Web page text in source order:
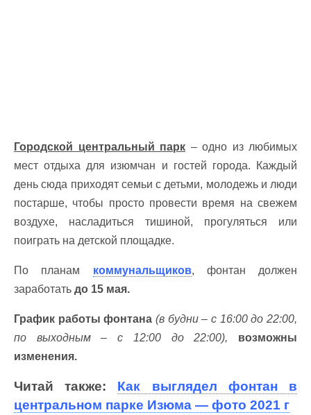
Городской центральный парк – одно из любимых
мест отдыха для изюмчан и гостей города. Каждый
день сюда приходят семьи с детьми, молодежь и люди
постарше, чтобы просто провести время на свежем
воздухе, насладиться тишиной, прогуляться или
поиграть на детской площадке.
По планам коммунальщиков, фонтан должен
заработать до 15 мая.
График работы фонтана (в будни – с 16:00 до 22:00,
по выходным – с 12:00 до 22:00), возможны
изменения.
Читай также: Как выглядел фонтан в
центральном парке Изюма — фото 2021 г